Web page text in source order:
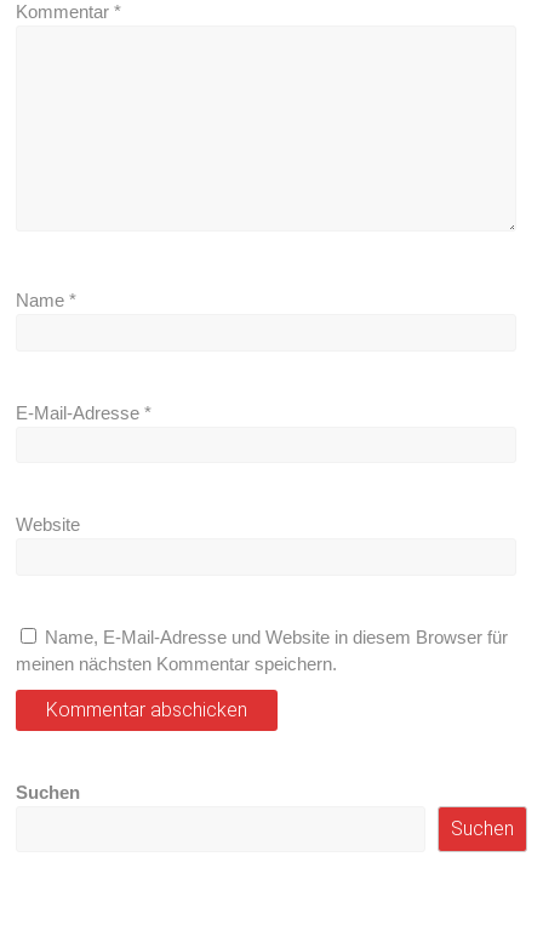
Kommentar*
Name*
E-Mail-Adresse*
Website
Name, E-Mail-Adresse und Website in diesem Browser für
meinen nächsten Kommentar speichern.
Suchen
Suchen